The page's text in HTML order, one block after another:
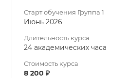
Старт обучения Группа 1
Июнь 2026
Длительность курса
24 академических часа
Стоимость курса
8 200 ₽